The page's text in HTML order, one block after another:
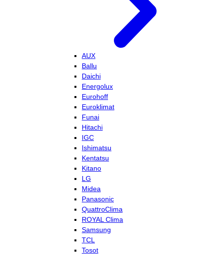
AUX
Ballu
Daichi
Energolux
Eurohoff
Euroklimat
Funai
Hitachi
IGC
Ishimatsu
Kentatsu
Kitano
LG
Midea
Panasonic
QuattroClima
ROYAL Clima
Samsung
TCL
Tosot